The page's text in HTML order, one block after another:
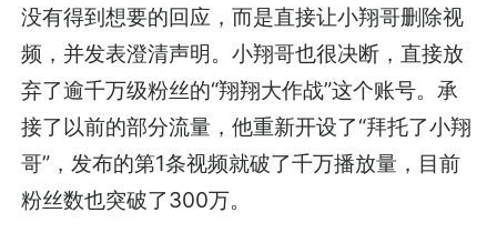
没有得到想要的回应，而是直接让小翔哥删除视
频，并发表澄清声明。小翔哥也很决断，直接放
弃了逾千万级粉丝的“翔翔大作战”这个账号。承
接了以前的部分流量，他重新开设了“拜托了小翔
哥”，发布的第1条视频就破了千万播放量，目前
粉丝数也突破了300万。